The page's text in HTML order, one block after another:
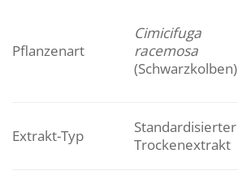
Pflanzenart
Cimicifuga
racemosa
(Schwarzkolben)
Extrakt-Typ
Standardisierter
Trockenextrakt